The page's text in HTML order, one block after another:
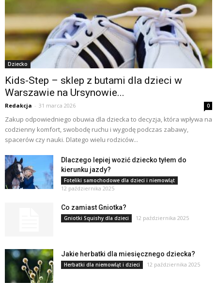
Dziecko
Kids-Step – sklep z butami dla dzieci w
Warszawie na Ursynowie...
Redakcja - 31 marca 2026 0
Zakup odpowiedniego obuwia dla dziecka to decyzja, która wpływa na
codzienny komfort, swobodę ruchu i wygodę podczas zabawy,
spacerów czy nauki. Dlatego wielu rodziców...
Dlaczego lepiej wozić dziecko tyłem do
kierunku jazdy?
Foteliki samochodowe dla dzieci i niemowląt
12 października 2025
Co zamiast Gniotka?
Gniotki Squishy dla dzieci 12 października 2025
Jakie herbatki dla miesięcznego dziecka?
Herbatki dla niemowląt i dzieci 12 października 2025